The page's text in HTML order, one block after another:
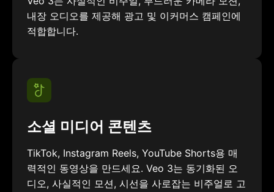
내장 오디오를 제공해 광고 및 이커머스 캠페인에
적합합니다.
소셜 미디어 콘텐츠
TikTok, Instagram Reels, YouTube Shorts용 매
력적인 동영상을 만드세요. Veo 3는 동기화된 오
디오, 사실적인 모션, 시선을 사로잡는 비주얼로 고